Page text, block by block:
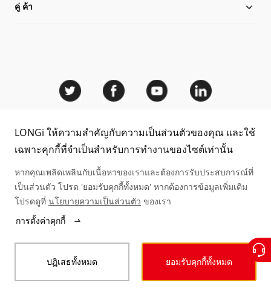
โลกาภิวัตน์
ดาวน์โหลด
บริการให้คําปรึกษา
สอบถามตัวแทนจําหน่าย
คู่ ค้า
© LONGi 2025 – All Rights Reserved
Legal Privacy Integrity Code of Conduct
Accessibility Statement
LONGi ให้ความสำคัญกับความเป็นส่วนตัวของคุณ และใช้
เฉพาะคุกกี้ที่จำเป็นสำหรับการทำงานของไซต์เท่านั้น
หากคุณเพลิดเพลินกับเนื้อหาของเราและต้องการรับประสบการณ์ที่
เป็นส่วนตัว โปรด 'ยอมรับคุกกี้ทั้งหมด' หากต้องการข้อมูลเพิ่มเติม
โปรดดูที่ นโยบายความเป็นส่วนตัว ของเรา
การตั้งค่าคุกกี้
ปฏิเสธทั้งหมด ยอมรับคุกกี้ทั้งหมด